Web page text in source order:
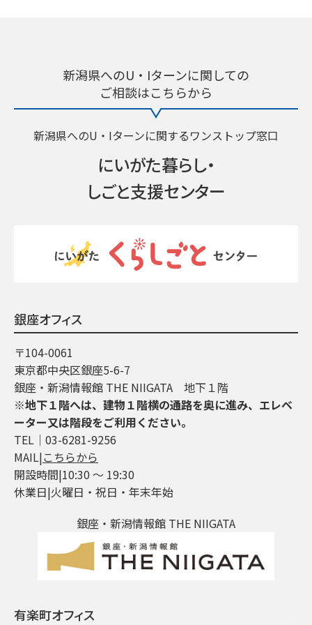
新潟県へのU・Iターンに関しての
ご相談はこちらから
新潟県へのU・Iターンに関するワンストップ窓口
にいがた暮らし・
しごと支援センター
銀座オフィス
〒104-0061
東京都中央区銀座5-6-7
銀座・新潟情報館 THE NIIGATA 地下１階
※地下１階へは、建物１階横の通路を奥に進み、エレベ
ーター又は階段をご利用ください。
TEL│03-6281-9256
MAIL|こちらから
開設時間|10:30 ～ 19:30
休業日|火曜日・祝日・年末年始
銀座・新潟情報館 THE NIIGATA
有楽町オフィス